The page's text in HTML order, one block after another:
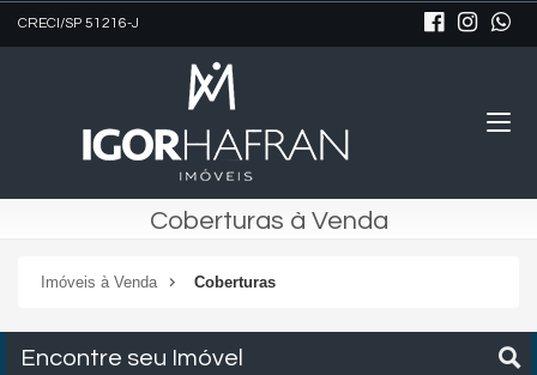
CRECI/SP 51216-J
Coberturas à Venda
Imóveis à Venda Coberturas
Encontre seu Imóvel